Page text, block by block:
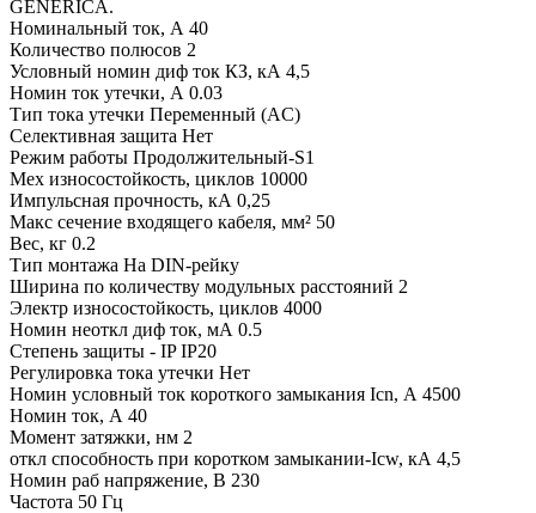
GENERICA.
Номинальный ток, А 40
Количество полюсов 2
Условный номин диф ток КЗ, кА 4,5
Номин ток утечки, А 0.03
Тип тока утечки Переменный (AC)
Селективная защита Нет
Режим работы Продолжительный-S1
Мех износостойкость, циклов 10000
Импульсная прочность, кА 0,25
Макс сечение входящего кабеля, мм² 50
Вес, кг 0.2
Тип монтажа На DIN-рейку
Ширина по количеству модульных расстояний 2
Электр износостойкость, циклов 4000
Номин неоткл диф ток, мА 0.5
Степень защиты - IP IP20
Регулировка тока утечки Нет
Номин условный ток короткого замыкания Icn, А 4500
Номин ток, А 40
Момент затяжки, нм 2
откл способность при коротком замыкании-Icw, кА 4,5
Номин раб напряжение, В 230
Частота 50 Гц